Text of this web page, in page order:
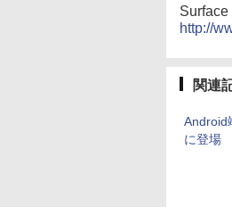
http://
関連
Android
に登場